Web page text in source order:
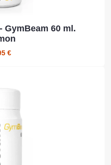
GymBeam 60 ml.
€